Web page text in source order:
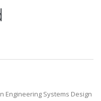
Engineering Systems Design